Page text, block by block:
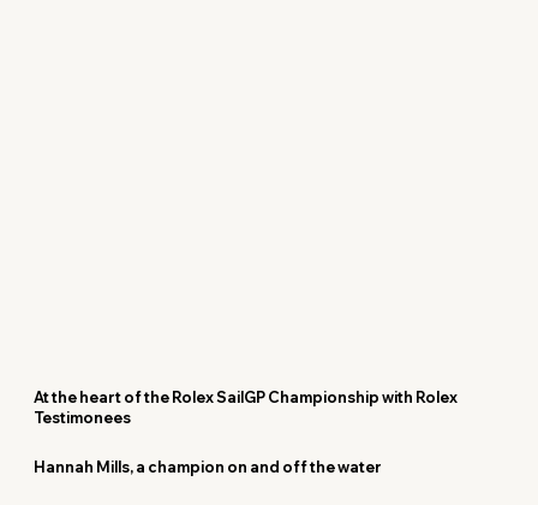
At the heart of the Rolex SailGP Championship with Rolex
Testimonees
Hannah Mills, a champion on and off the water